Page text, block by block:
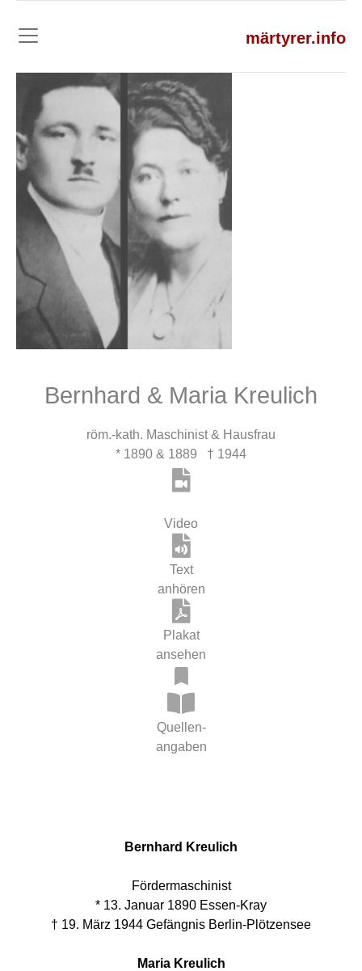
märtyrer.info
Bernhard & Maria Kreulich
röm.-kath. Maschinist & Hausfrau
* 1890 & 1889 † 1944
Video
Text
anhören
Plakat
ansehen
Quellen-
angaben
Bernhard Kreulich
Fördermaschinist
* 13. Januar 1890 Essen-Kray
† 19. März 1944 Gefängnis Berlin-Plötzensee
Maria Kreulich